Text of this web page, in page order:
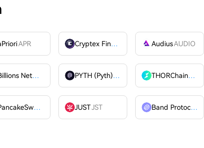
APR Cryptex Finance AudiusAUDIO
Billions Network PYTH (Pyth)
PYTH THORChain
RUNE
PancakeSwap JUSTJST Band Protocol